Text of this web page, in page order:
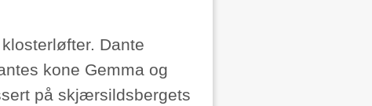
Dante
kone Gemma og
på skjærsildsbergets